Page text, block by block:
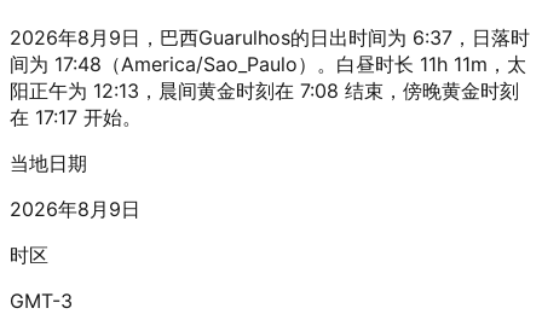
2026年8月9日，巴西Guarulhos的日出时间为 6:37，日落时
间为 17:48（America/Sao_Paulo）。白昼时长 11h 11m，太
阳正午为 12:13，晨间黄金时刻在 7:08 结束，傍晚黄金时刻
在 17:17 开始。
当地日期
2026年8月9日
时区
GMT-3